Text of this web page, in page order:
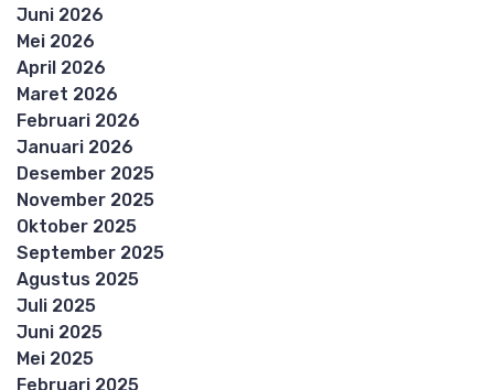
Juni 2026
Mei 2026
April 2026
Maret 2026
Februari 2026
Januari 2026
Desember 2025
November 2025
Oktober 2025
September 2025
Agustus 2025
Juli 2025
Juni 2025
Mei 2025
Februari 2025